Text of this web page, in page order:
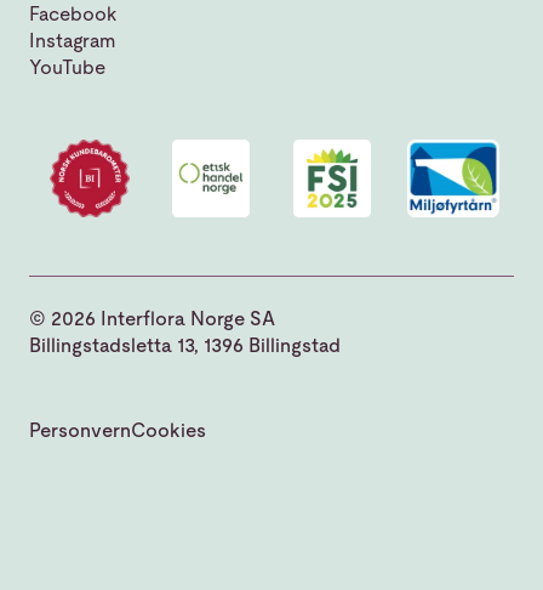
Facebook
Instagram
YouTube
© 2026 Interflora Norge SA
Billingstadsletta 13, 1396 Billingstad
PersonvernCookies